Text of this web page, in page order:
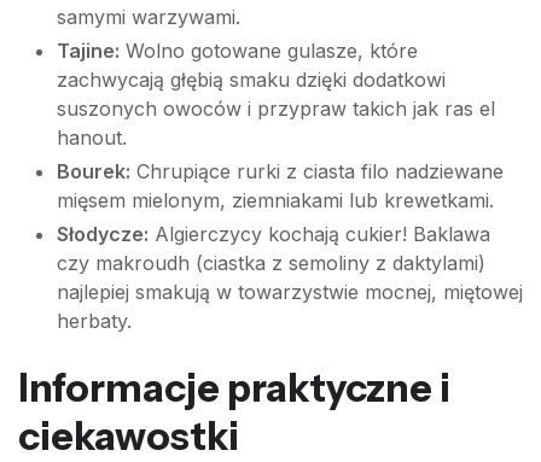
samymi warzywami.
Tajine: Wolno gotowane gulasze, które
zachwycają głębią smaku dzięki dodatkowi
suszonych owoców i przypraw takich jak ras el
hanout.
Bourek: Chrupiące rurki z ciasta filo nadziewane
mięsem mielonym, ziemniakami lub krewetkami.
Słodycze: Algierczycy kochają cukier! Baklawa
czy makroudh (ciastka z semoliny z daktylami)
najlepiej smakują w towarzystwie mocnej, miętowej
herbaty.
Informacje praktyczne i
ciekawostki